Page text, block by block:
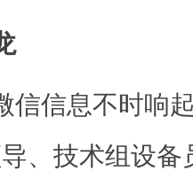
信息不时响
、技术组设